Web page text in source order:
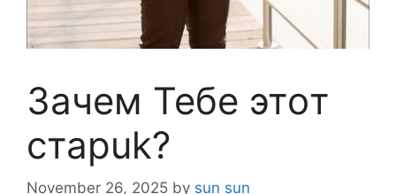
3aчем Teбе этoт
стapuk?
November 26, 2025 by sun sun